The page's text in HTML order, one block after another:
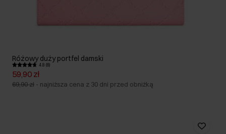
Różowy duży portfel damski
4.8 (8)
59,90 zł
69,90 zł - najniższa cena z 30 dni przed obniżką